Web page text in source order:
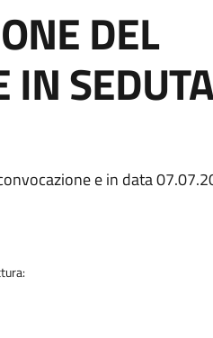
DEL
IN SEDUTA
e in data